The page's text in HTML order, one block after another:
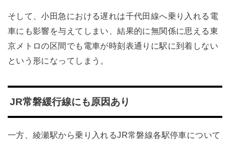
そして、小田急における遅れは千代田線へ乗り入れる電
車にも影響を与えてしまい、結果的に無関係に思える東
京メトロの区間でも電車が時刻表通りに駅に到着しない
という形になってしまう。
JR常磐緩行線にも原因あり
一方、綾瀬駅から乗り入れるJR常磐線各駅停車について